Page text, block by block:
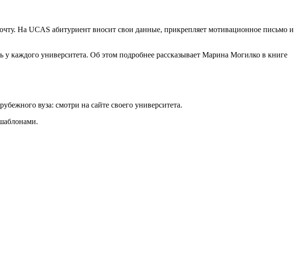
На UCAS абитуриент вносит свои данные, прикрепляет мотивационное письмо и
университета. Об этом подробнее рассказывает Марина Могилко в книге
вуза: смотри на сайте своего университета.